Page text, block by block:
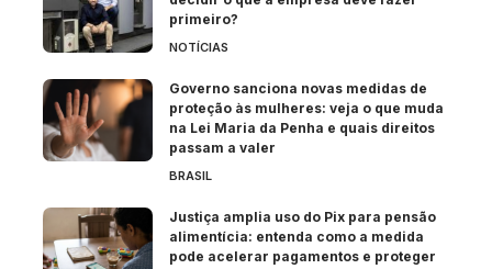
primeiro?
NOTÍCIAS
Governo sanciona novas medidas de
proteção às mulheres: veja o que muda
na Lei Maria da Penha e quais direitos
passam a valer
BRASIL
Justiça amplia uso do Pix para pensão
alimentícia: entenda como a medida
pode acelerar pagamentos e proteger